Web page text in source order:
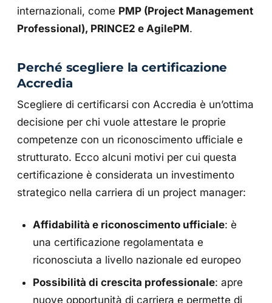
internazionali, come PMP (Project Management
Professional), PRINCE2 e AgilePM.
Perché scegliere la certificazione
Accredia
Scegliere di certificarsi con Accredia è un’ottima
decisione per chi vuole attestare le proprie
competenze con un riconoscimento ufficiale e
strutturato. Ecco alcuni motivi per cui questa
certificazione è considerata un investimento
strategico nella carriera di un project manager:
Affidabilità e riconoscimento ufficiale: è
una certificazione regolamentata e
riconosciuta a livello nazionale ed europeo
Possibilità di crescita professionale: apre
nuove opportunità di carriera e permette di